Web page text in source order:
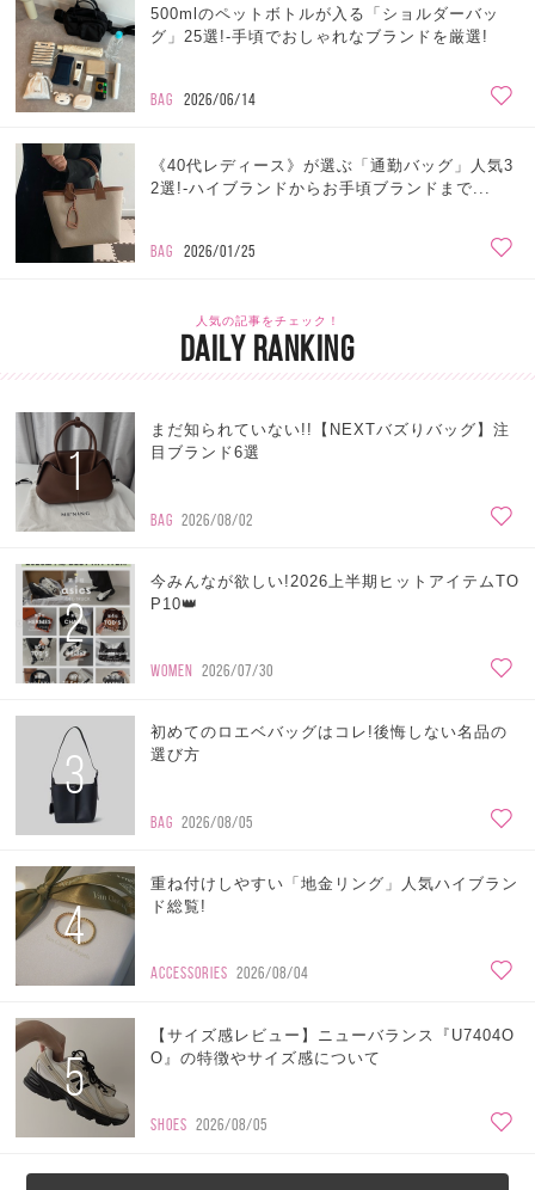
500mlのペットボトルが入る「ショルダーバッ
グ」25選!-手頃でおしゃれなブランドを厳選!
BAG 2026/06/14
《40代レディース》が選ぶ「通勤バッグ」人気3
2選!-ハイブランドからお手頃ブランドまで...
BAG 2026/01/25
人気の記事をチェック！
DAILY RANKING
1
まだ知られていない!!【NEXTバズりバッグ】注
目ブランド6選
BAG 2026/08/02
2
今みんなが欲しい!2026上半期ヒットアイテムTO
P10👑
WOMEN 2026/07/30
3
初めてのロエベバッグはコレ!後悔しない名品の
選び方
BAG 2026/08/05
4
重ね付けしやすい「地金リング」人気ハイブラン
ド総覧!
ACCESSORIES 2026/08/04
5
【サイズ感レビュー】ニューバランス『U7404O
O』の特徴やサイズ感について
SHOES 2026/08/05